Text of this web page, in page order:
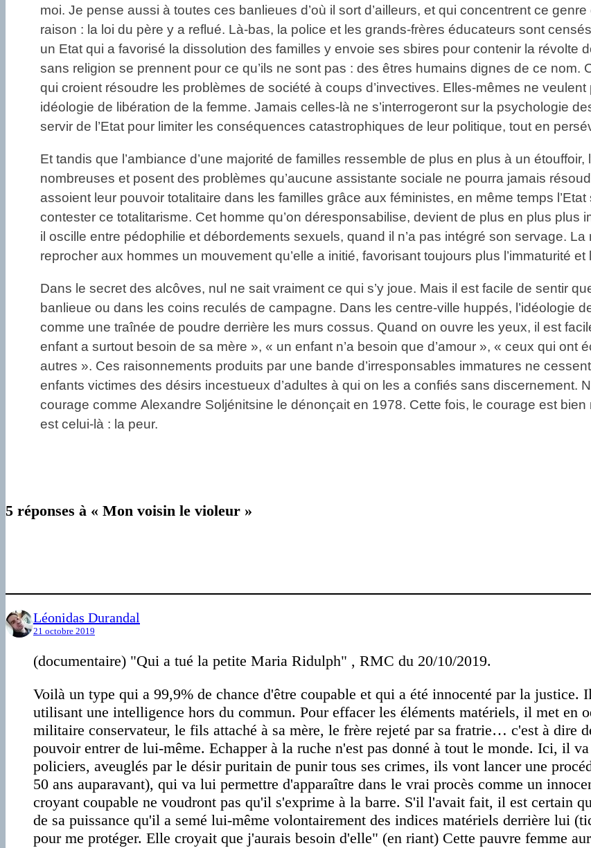
moi. Je pense aussi à toutes ces banlieues d’où il sort d’ailleurs, et qui concentrent ce
raison : la loi du père y a reflué. Là-bas, la police et les grands-frères éducateurs sont
un Etat qui a favorisé la dissolution des familles y envoie ses sbires pour contenir la révolte
sans religion se prennent pour ce qu’ils ne sont pas : des êtres humains dignes de ce
qui croient résoudre les problèmes de société à coups d’invectives. Elles-mêmes ne
idéologie de libération de la femme. Jamais celles-là ne s’interrogeront sur la psychologie
servir de l’Etat pour limiter les conséquences catastrophiques de leur politique, tout en
Et tandis que l’ambiance d’une majorité de familles ressemble de plus en plus à un
nombreuses et posent des problèmes qu’aucune assistante sociale ne pourra jamais
assoient leur pouvoir totalitaire dans les familles grâce aux féministes, en même temps
contester ce totalitarisme. Cet homme qu’on déresponsabilise, devient de plus en plus plus
il oscille entre pédophilie et débordements sexuels, quand il n’a pas intégré son servage.
reprocher aux hommes un mouvement qu’elle a initié, favorisant toujours plus l’immaturité
Dans le secret des alcôves, nul ne sait vraiment ce qui s’y joue. Mais il est facile de sentir
banlieue ou dans les coins reculés de campagne. Dans les centre-ville huppés, l’idéologie
comme une traînée de poudre derrière les murs cossus. Quand on ouvre les yeux, il est
enfant a surtout besoin de sa mère », « un enfant n’a besoin que d’amour », « ceux qui ont
autres ». Ces raisonnements produits par une bande d’irresponsables immatures ne
enfants victimes des désirs incestueux d’adultes à qui on les a confiés sans discernement.
courage comme Alexandre Soljénitsine le dénonçait en 1978. Cette fois, le courage est
est celui-là : la peur.
5 réponses à « Mon voisin le violeur »
Léonidas Durandal
21 octobre 2019
(documentaire) "Qui a tué la petite Maria Ridulph" , RMC du 20/10/2019.
Voilà un type qui a 99,9% de chance d'être coupable et qui a été innocenté par la justice.
utilisant une intelligence hors du commun. Pour effacer les éléments matériels, il met en
militaire conservateur, le fils attaché à sa mère, le frère rejeté par sa fratrie… c'est à dire
pouvoir entrer de lui-même. Echapper à la ruche n'est pas donné à tout le monde. Ici, il
policiers, aveuglés par le désir puritain de punir tous ses crimes, ils vont lancer une
50 ans auparavant), qui va lui permettre d'apparaître dans le vrai procès comme un
croyant coupable ne voudront pas qu'il s'exprime à la barre. S'il l'avait fait, il est certain
de sa puissance qu'il a semé lui-même volontairement des indices matériels derrière lui
pour me protéger. Elle croyait que j'aurais besoin d'elle" (en riant) Cette pauvre femme